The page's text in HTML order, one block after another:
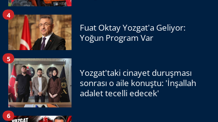
Fuat Oktay Yozgat'a Geliyor:
Yoğun Program Var
4
Yozgat'taki cinayet duruşması
sonrası o aile konuştu: 'İnşallah
adalet tecelli edecek'
5
6